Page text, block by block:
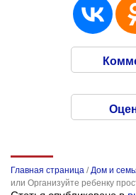
Главная страница /Дом и
или Организуйте ребенку